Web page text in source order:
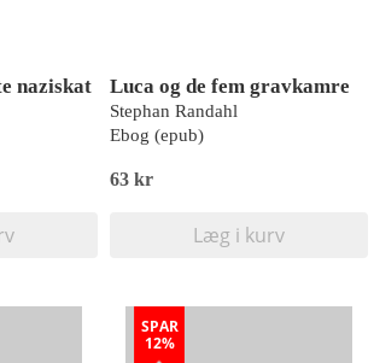
naziskat Luca og de fem gravkamre
Stephan Randahl
Ebog (epub)
63 kr
Læg i kurv
SPAR
12%